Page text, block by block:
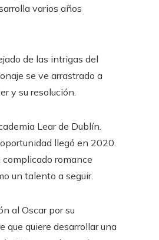
varios años
de las intrigas del
se ve arrastrado a
y su resolución.
Lear de Dublín.
llegó en 2020.
romance
un talento a seguir.
al Oscar por su
que quiere desarrollar una